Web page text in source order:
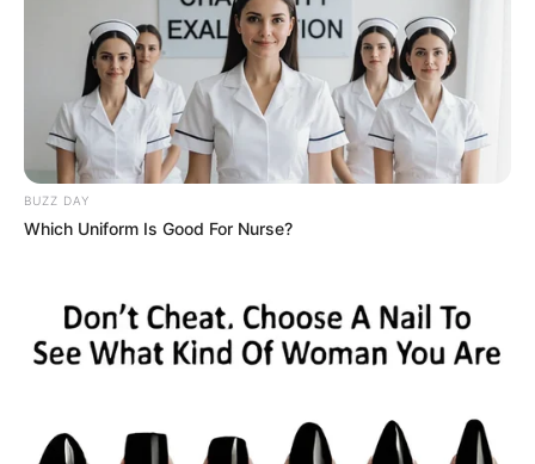
BUZZ DAY
Which Uniform Is Good For Nurse?